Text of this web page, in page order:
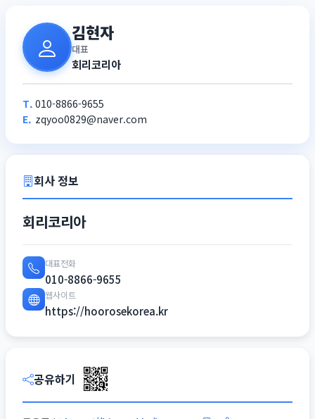
김현자
대표
회리코리아
T. 010-8866-9655
E. zqyoo0829@naver.com
회사 정보
회리코리아
대표전화
010-8866-9655
웹사이트
https://hoorosekorea.kr
공유하기